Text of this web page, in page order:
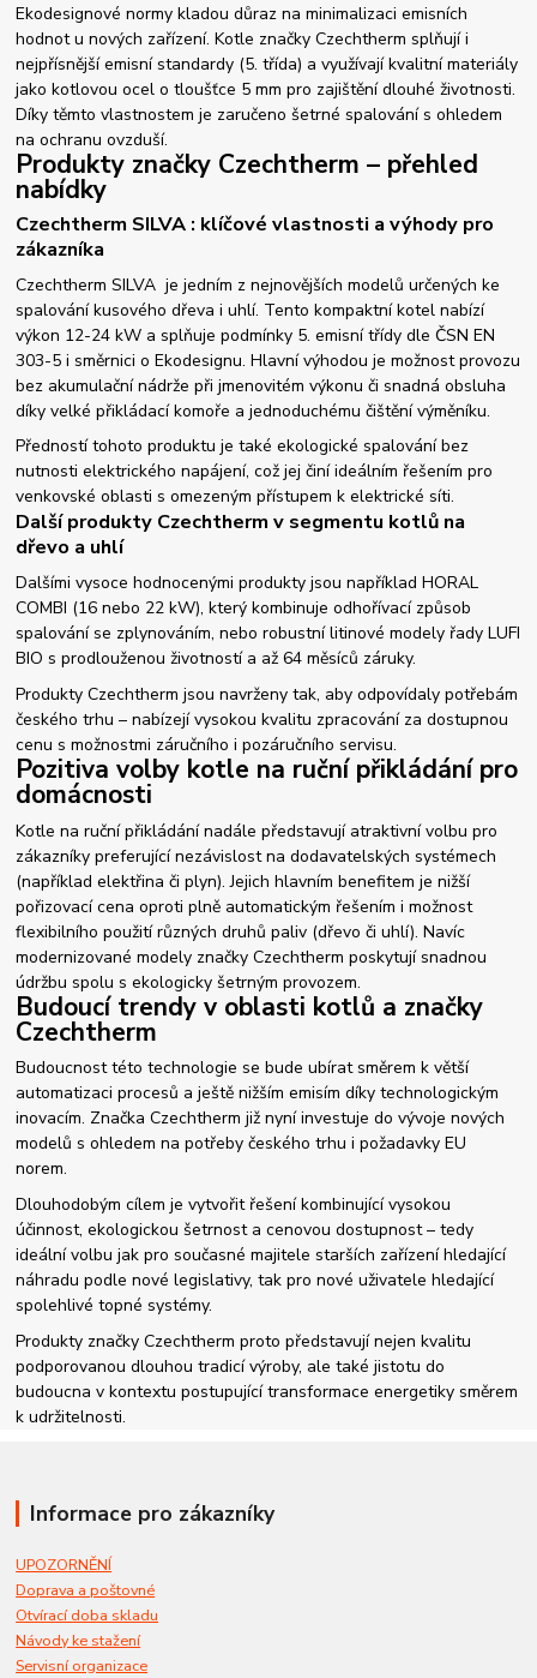
Ekodesignové normy kladou důraz na minimalizaci emisních
hodnot u nových zařízení. Kotle značky Czechtherm splňují i
nejpřísnější emisní standardy (5. třída) a využívají kvalitní materiály
jako kotlovou ocel o tloušťce 5 mm pro zajištění dlouhé životnosti.
Díky těmto vlastnostem je zaručeno šetrné spalování s ohledem
na ochranu ovzduší.
Produkty značky Czechtherm – přehled
nabídky
Czechtherm SILVA : klíčové vlastnosti a výhody pro
zákazníka
Czechtherm SILVA je jedním z nejnovějších modelů určených ke
spalování kusového dřeva i uhlí. Tento kompaktní kotel nabízí
výkon 12-24 kW a splňuje podmínky 5. emisní třídy dle ČSN EN
303-5 i směrnici o Ekodesignu. Hlavní výhodou je možnost provozu
bez akumulační nádrže při jmenovitém výkonu či snadná obsluha
díky velké přikládací komoře a jednoduchému čištění výměníku.
Předností tohoto produktu je také ekologické spalování bez
nutnosti elektrického napájení, což jej činí ideálním řešením pro
venkovské oblasti s omezeným přístupem k elektrické síti.
Další produkty Czechtherm v segmentu kotlů na
dřevo a uhlí
Dalšími vysoce hodnocenými produkty jsou například HORAL
COMBI (16 nebo 22 kW), který kombinuje odhořívací způsob
spalování se zplynováním, nebo robustní litinové modely řady LUFI
BIO s prodlouženou životností a až 64 měsíců záruky.
Produkty Czechtherm jsou navrženy tak, aby odpovídaly potřebám
českého trhu – nabízejí vysokou kvalitu zpracování za dostupnou
cenu s možnostmi záručního i pozáručního servisu.
Pozitiva volby kotle na ruční přikládání pro
domácnosti
Kotle na ruční přikládání nadále představují atraktivní volbu pro
zákazníky preferující nezávislost na dodavatelských systémech
(například elektřina či plyn). Jejich hlavním benefitem je nižší
pořizovací cena oproti plně automatickým řešením i možnost
flexibilního použití různých druhů paliv (dřevo či uhlí). Navíc
modernizované modely značky Czechtherm poskytují snadnou
údržbu spolu s ekologicky šetrným provozem.
Budoucí trendy v oblasti kotlů a značky
Czechtherm
Budoucnost této technologie se bude ubírat směrem k větší
automatizaci procesů a ještě nižším emisím díky technologickým
inovacím. Značka Czechtherm již nyní investuje do vývoje nových
modelů s ohledem na potřeby českého trhu i požadavky EU
norem.
Dlouhodobým cílem je vytvořit řešení kombinující vysokou
účinnost, ekologickou šetrnost a cenovou dostupnost – tedy
ideální volbu jak pro současné majitele starších zařízení hledající
náhradu podle nové legislativy, tak pro nové uživatele hledající
spolehlivé topné systémy.
Produkty značky Czechtherm proto představují nejen kvalitu
podporovanou dlouhou tradicí výroby, ale také jistotu do
budoucna v kontextu postupující transformace energetiky směrem
k udržitelnosti.
Informace pro zákazníky
UPOZORNĚNÍ
Doprava a poštovné
Otvírací doba skladu
Návody ke stažení
Servisní organizace